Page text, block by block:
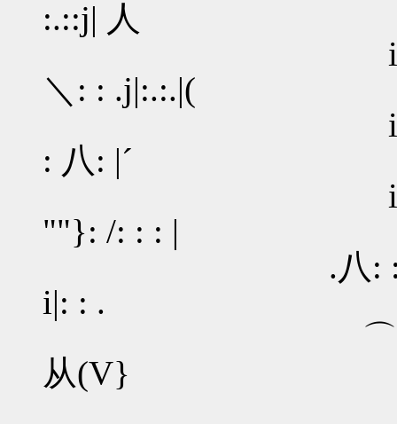
:.::j| 人
i|: : : ｌ: : {:
＼: : .j|:.:.|(
i|: : : |: :／
: 八: |´
i|: : : |: :
""}: /: : : |
.八: :.人: :
i|: : .
⌒ヽ: : :
从(V}